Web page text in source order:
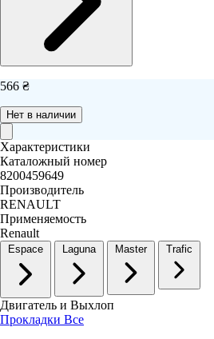
566 ₴
Нет в наличии
Характеристики
Каталожный номер
8200459649
Производитель
RENAULT
Применяемость
Renault
Laguna Master
Двигатель и Выхлоп
Прокладки Все